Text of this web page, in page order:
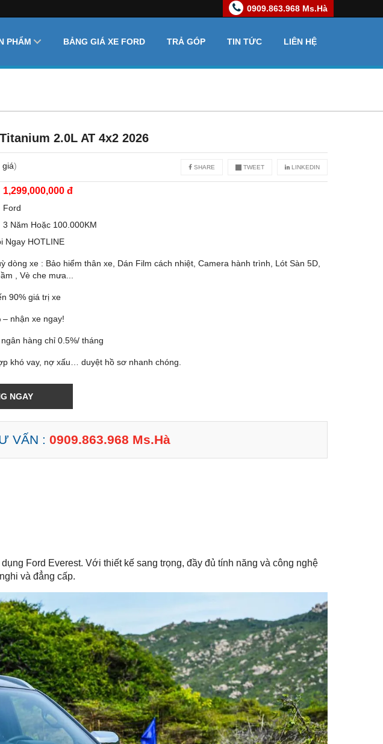
0909.863.968 Ms.Hà
PHẨM BẢNG GIÁ XE FORD TRẢ GÓP TIN TỨC LIÊN HỆ
2.0L AT 4x2 2026
giá) SHARE TWEET LINKEDIN
1,299,000,000 đ
Ford
3 Năm Hoặc 100.000KM
Ngay HOTLINE
dòng xe : Bảo hiểm thân xe, Dán Film cách nhiệt, Camera hành trình, Lót Sàn 5D,
, Vè che mưa...
90% giá trị xe
nhận xe ngay!
hàng chỉ 0.5%/ tháng
khó vay, nợ xấu… duyệt hồ sơ nhanh chóng.
NGAY
VẤN :0909.863.968 Ms.Hà
Ford Everest. Với thiết kế sang trọng, đầy đủ tính năng và công nghệ
và đẳng cấp.